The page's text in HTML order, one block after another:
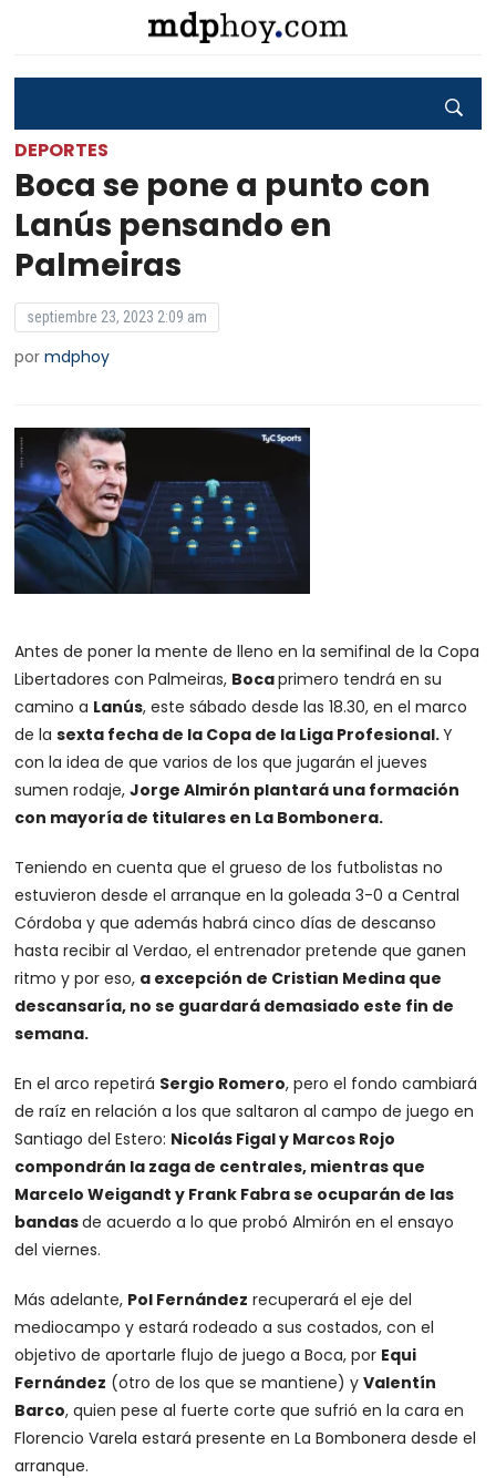
DEPORTES
Boca se pone a punto con
Lanús pensando en
Palmeiras
septiembre 23, 2023 2:09 am
pormdphoy
Antes de poner la mente de lleno en la semifinal de la Copa
Libertadores con Palmeiras, Bocaprimero tendrá en su
camino a Lanús, este sábado desde las 18.30, en el marco
de lasexta fecha de la Copa de la Liga Profesional.Y
con la idea de que varios de los que jugarán el jueves
sumen rodaje,Jorge Almirón plantará una formación
con mayoría de titulares en La Bombonera.
Teniendo en cuenta que el grueso de los futbolistas no
estuvieron desde el arranque en la goleada 3-0 a Central
Córdoba y que además habrá cinco días de descanso
hasta recibir al Verdao, el entrenador pretende que ganen
ritmo y por eso, a excepción de Cristian Medina que
descansaría, no se guardará demasiado este fin de
semana.
En el arco repetirá Sergio Romero, pero el fondo cambiará
de raíz en relación a los que saltaron al campo de juego en
Santiago del Estero: Nicolás Figal y Marcos Rojo
compondrán la zaga de centrales, mientras que
Marcelo Weigandt y Frank Fabra se ocuparán de las
bandasde acuerdo a lo que probó Almirón en el ensayo
del viernes.
Más adelante, Pol Fernández recuperará el eje del
mediocampo y estará rodeado a sus costados, con el
objetivo de aportarle flujo de juego a Boca, por Equi
Fernández (otro de los que se mantiene) yValentín
Barco, quien pese al fuerte corte que sufrió en la cara en
Florencio Varela estará presente en La Bombonera desde el
arranque.